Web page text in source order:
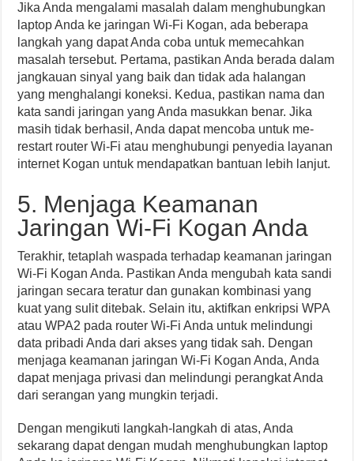
Jika Anda mengalami masalah dalam menghubungkan
laptop Anda ke jaringan Wi-Fi Kogan, ada beberapa
langkah yang dapat Anda coba untuk memecahkan
masalah tersebut. Pertama, pastikan Anda berada dalam
jangkauan sinyal yang baik dan tidak ada halangan
yang menghalangi koneksi. Kedua, pastikan nama dan
kata sandi jaringan yang Anda masukkan benar. Jika
masih tidak berhasil, Anda dapat mencoba untuk me-
restart router Wi-Fi atau menghubungi penyedia layanan
internet Kogan untuk mendapatkan bantuan lebih lanjut.
5. Menjaga Keamanan
Jaringan Wi-Fi Kogan Anda
Terakhir, tetaplah waspada terhadap keamanan jaringan
Wi-Fi Kogan Anda. Pastikan Anda mengubah kata sandi
jaringan secara teratur dan gunakan kombinasi yang
kuat yang sulit ditebak. Selain itu, aktifkan enkripsi WPA
atau WPA2 pada router Wi-Fi Anda untuk melindungi
data pribadi Anda dari akses yang tidak sah. Dengan
menjaga keamanan jaringan Wi-Fi Kogan Anda, Anda
dapat menjaga privasi dan melindungi perangkat Anda
dari serangan yang mungkin terjadi.
Dengan mengikuti langkah-langkah di atas, Anda
sekarang dapat dengan mudah menghubungkan laptop